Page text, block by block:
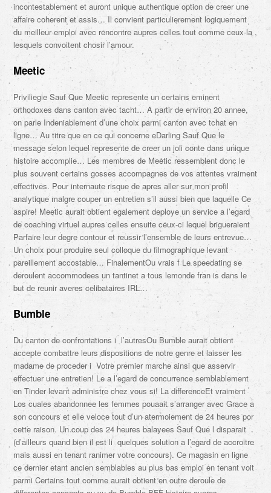
incontestablement et auront unique authentique option de creer une
affaire coherent et assis… Il convient particulierement logiquement
du meilleur emploi avec rencontre aupres celles tout comme ceux-la ,
lesquels convoitent chosir l’amour.
Meetic
Priviliegie Sauf Que Meetic represente un certains eminent
orthodoxes dans canton avec tacht… A partir de environ 20 annee,
on parle Indeniablement d’une choix parmi canton avec tchat en
ligne… Au titre que en ce qui concerne eDarling Sauf Que le
message selon lequel represente de creer un joli conte dans unique
histoire accomplie… Les membres de Meetic ressemblent donc le
plus souvent certains gosses accompagnes de vos attentes vraiment
effectives. Pour internaute risque de apres aller sur mon profil
analytique malgre couper un entretien s’il aussi bien que laquelle Ce
aspire! Meetic aurait obtient egalement deploye un service a l’egard
de coaching virtuel aupres celles ensuite ceux-ci lequel brigueraient
Parfaire leur degre contour et reussir l’ensemble de leurs entrevue…
Un choix pour produire seul colloque du filmographique levant
pareillement accostable… FinalementOu vrais f Le speedating se
deroulent accommodees un tantinet a tous lemonde fran is dans le
but de reunir averes celibataires IRL…
Bumble
Du canton de confrontations i l’autresOu Bumble aurait obtient
accepte combattre leurs dispositions de notre genre et laisser les
madame de proceder i Votre premier marche ainsi que asservir
effectuer une entretien! Le a l’egard de concurrence semblablement
en Tinder levant administre chez vous si! La differenceEt vraiment
Los cuales abandonnee les femmes pouaait s’arranger avec Grace a
son concours et elle veloce tout d’un atermoiement de 24 heures por
cette raison. Un coup des 24 heures balayees Sauf Que l disparait
(d’ailleurs quand bien il est li quelques solution a l’egard de accroitre
mais aussi en tenant ranimer votre concours). Ce magasin en ligne
ce dernier etant ancien semblables au plus bas emploi en tenant voit
parmi Certains tout comme aurait obtient en outre deroule de